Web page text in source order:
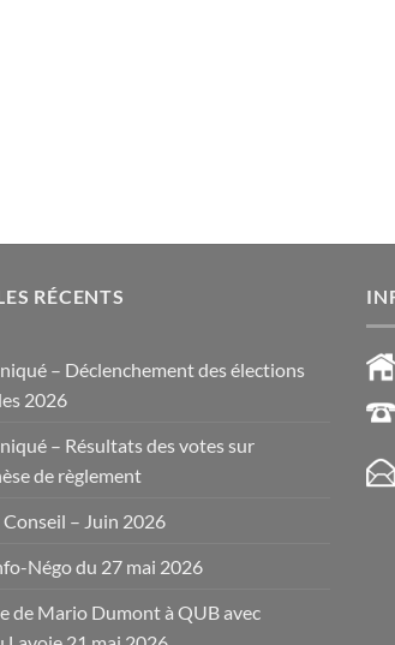
RÉCENTS
– Déclenchement des élections
2026
– Résultats des votes sur
de règlement
Conseil – Juin 2026
Négo du 27 mai 2026
de Mario Dumont à QUB avec